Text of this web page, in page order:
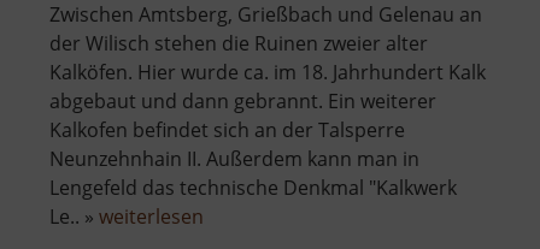
Zwischen Amtsberg, Grießbach und Gelenau an
der Wilisch stehen die Ruinen zweier alter
Kalköfen. Hier wurde ca. im 18. Jahrhundert Kalk
abgebaut und dann gebrannt. Ein weiterer
Kalkofen befindet sich an der Talsperre
Neunzehnhain II. Außerdem kann man in
Lengefeld das technische Denkmal "Kalkwerk
Le.. » weiterlesen